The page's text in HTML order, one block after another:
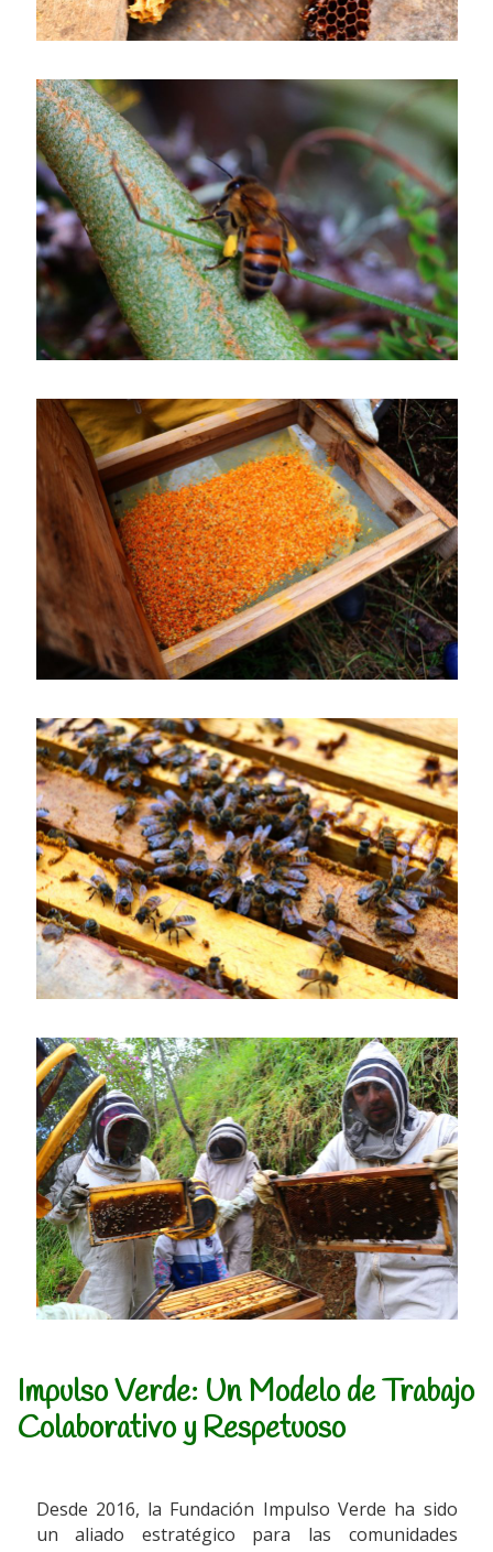
Impulso Verde: Un Modelo de Trabajo
Colaborativo y Respetuoso
Desde 2016, la Fundación Impulso Verde ha sido
un aliado estratégico para las comunidades